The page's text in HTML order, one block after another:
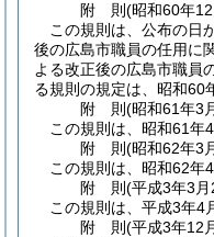
附 則(昭和60年
この規則は、公布の日
後の広島市職員の任用に
よる改正後の広島市職員
る規則の規定は、昭和60
附 則(昭和61年3
この規則は、昭和61年
附 則(昭和62年3
この規則は、昭和62年
附 則(平成3年3月
この規則は、平成3年4
附 則(平成3年12